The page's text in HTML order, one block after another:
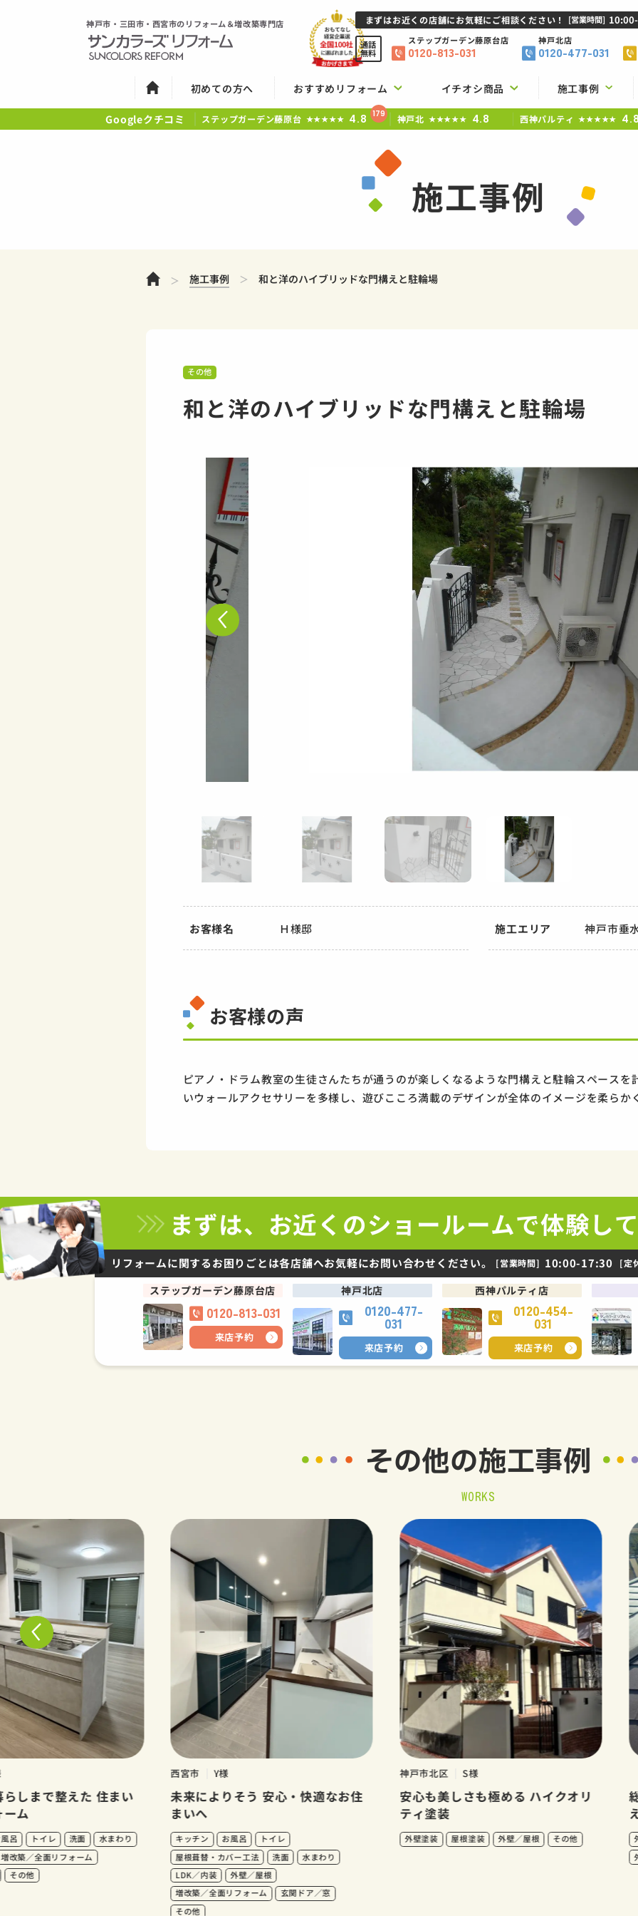
神戸市・三田市・西宮市のリフォーム＆増改築専門店
初めての方へ おすすめリフォーム イチオシ商品 施工事例
まずはお近くの店舗にお気軽にご相談ください！ [営業時間]
通話
無料
ステップガーデン藤原台店
0120-813-031
神戸北店
0120-477-031
Googleクチコミ ステップガーデン藤原台 ★★★★★ 4.8 179 神戸北 ★★★★★ 4.8 西神パルティ ★★★★★
施工事例
ホーム 施工事例 和と洋のハイブリッドな門構えと駐輪場
その他
和と洋のハイブリッドな門構えと駐輪場
お客様名 Ｈ様邸 施工エリア 神戸市垂
お客様の声
ピアノ・ドラム教室の生徒さんたちが通うのが楽しくなるような門構えと駐輪スペースを
いウォールアクセサリーを多様し、遊びこころ満載のデザインが全体のイメージを柔らか
まずは、お近くのショールームで体験し
リフォームに関するお困りごとは各店舗へお気軽にお問い合わせください。 [営業時間] 10:00-17:30 [定
ステップガーデン藤原台店
0120-813-031
来店予約
神戸北店
0120-477-
031
来店予約
西神パルティ店
0120-454-
031
来店予約
その他の施工事例
WORKS
まで整えた 住まい
トイレ 洗面
水まわり
／全面リフォーム
他
西宮市 Y様
未来によりそう 安心・快適なお住
まいへ
キッチン お風呂
トイレ
屋根葺替・カバー工法
洗面
水まわり
LDK／内装
外壁／屋根
増改築／全面リフォーム
玄関ドア／窓
その他
神戸市北区 S様
安心も美しさも極める ハイクオリ
ティ塗装
外壁塗装 屋根塗装 外壁／屋根 その他
総
え
外壁
外壁